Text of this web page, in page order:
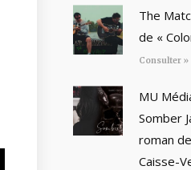
The
de «
Consulter »
MU
Somber
roman
Caisse-